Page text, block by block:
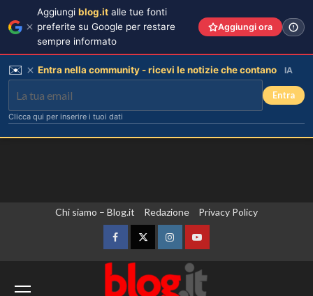
Chi siamo – Blog.it Redazione Privacy Policy
FacebookTwitterInstagramYouTube
Aggiungi blog.it alle tue fonti
preferite su Google per restare
sempre informato
Aggiungi ora
✉️ Entra nella community - ricevi le notizie che contano IA
Entra
Clicca qui per inserire i tuoi dati